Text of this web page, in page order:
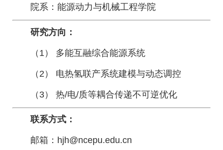
院系：能源动力与机械工程学院
研究方向：
（1） 多能互融综合能源系统
（2） 电热氢联产系统建模与动态调控
（3） 热/电/质等耦合传递不可逆优化
联系方式：
邮箱：hjh@ncepu.edu.cn